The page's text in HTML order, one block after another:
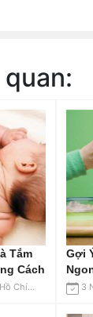
Tắm
Cách
Tp Hồ Chí Minh
Gợi
3